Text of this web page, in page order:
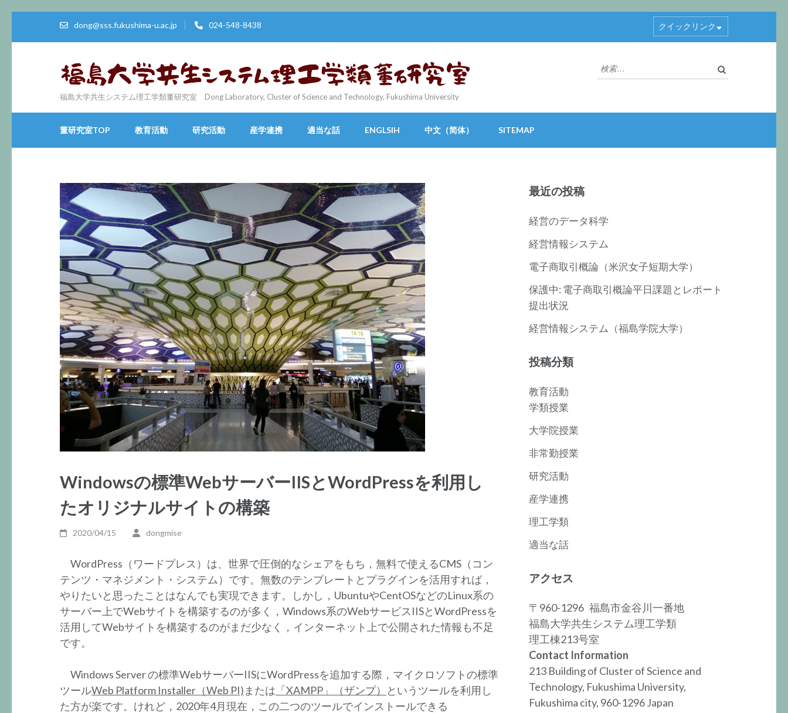
ス
ッ
dong@sss.fukushima-u.ac.jp 024-548-8438 クイックリンク
福島大学共生システム理工学類董研究室 Dong Laboratory, Cluster of Science and Technology, Fukushima University
検
索:
董研究室TOP 教育活動 研究活動 産学連携 適当な話 ENGLSIH 中文（简体） SITEMAP
Windowsの標準WebサーバーIISとWordPressを利用し
たオリジナルサイトの構築
2020/04/15 dongmise
WordPress（ワードプレス）は、世界で圧倒的なシェアをもち，無料で使えるCMS（コン
テンツ・マネジメント・システム）です。無数のテンプレートとプラグインを活用すれば，
やりたいと思ったことはなんでも実現できます。しかし，UbuntuやCentOSなどのLinux系の
サーバー上でWebサイトを構築するのが多く，Windows系のWebサービスIISとWordPressを
活用してWebサイトを構築するのがまだ少なく，インターネット上で公開された情報も不足
です。
Windows Server の標準WebサーバーIISにWordPressを追加する際，マイクロソフトの標準
ツールWeb Platform Installer（Web PI) または 「XAMPP」（ザンプ）
というツールを利用し
た方が楽です。けれど，2020年4月現在，この二つのツールでインストールできる
最近の投稿
経営のデータ科学
経営情報システム
電子商取引概論（米沢女子短期大学）
保護中: 電子商取引概論平日課題とレポート
提出状況
経営情報システム（福島学院大学）
投稿分類
教育活動
学類授業
大学院授業
非常勤授業
研究活動
産学連携
理工学類
適当な話
アクセス
〒960-1296 福島市金谷川一番地
福島大学共生システム理工学類
理工棟213号室
Contact Information
213 Building of Cluster of Science and
Technology, Fukushima University,
Fukushima city, 960-1296 Japan